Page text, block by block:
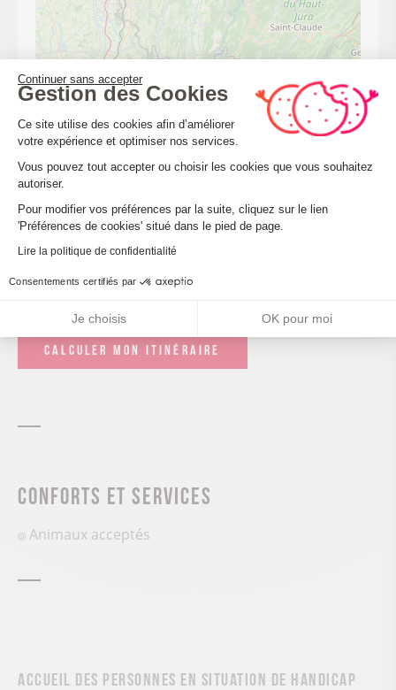
CALCULER MON ITINÉRAIRE
Conforts et services
Animaux acceptés
Accueil des personnes en situation de handicap
Continuer sans accepter
Gestion des Cookies
Plateforme de Gestion du
Ce site utilise des cookies afin d’améliorer
votre expérience et optimiser nos services.
Vous pouvez tout accepter ou choisir les cookies que vous souhaitez
autoriser.
Pour modifier vos préférences par la suite, cliquez sur le lien
'Préférences de cookies' situé dans le pied de page.
Lire la politique de confidentialité
Consentements certifiés par
Je choisis OK pour moi